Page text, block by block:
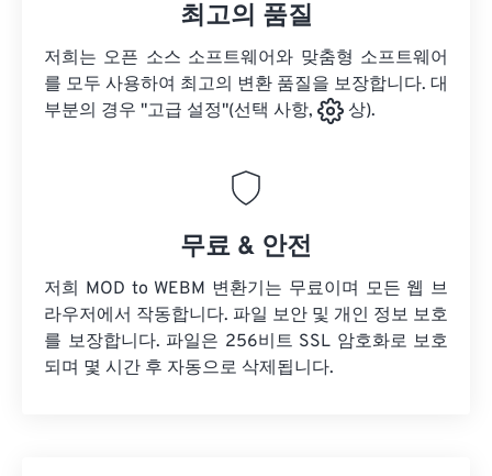
최고의 품질
저희는 오픈 소스 소프트웨어와 맞춤형 소프트웨어
를 모두 사용하여 최고의 변환 품질을 보장합니다. 대
부분의 경우 "고급 설정"(선택 사항,
상).
무료 & 안전
저희 MOD to WEBM 변환기는 무료이며 모든 웹 브
라우저에서 작동합니다. 파일 보안 및 개인 정보 보호
를 보장합니다. 파일은 256비트 SSL 암호화로 보호
되며 몇 시간 후 자동으로 삭제됩니다.